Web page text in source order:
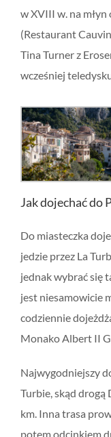
w XVIII w. na
(Restaurant
Tina Turner z
wcześniej
Jak dojechać do
Do miasteczka
jedzie przez La
jednak wybrać się
jest niesamowicie
codziennie
Monako Albert II
Najwygodniejszy
Turbie, skąd drogą
km. Inna trasa
potem odcinkiem